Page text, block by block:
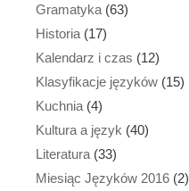
Gramatyka (63)
Historia (17)
Kalendarz i czas (12)
Klasyfikacje języków (15)
Kuchnia (4)
Kultura a język (40)
Literatura (33)
Miesiąc Języków 2016 (2)